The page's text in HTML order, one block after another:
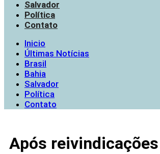
Salvador
Política
Contato
Inicio
Últimas Notícias
Brasil
Bahia
Salvador
Política
Contato
Após